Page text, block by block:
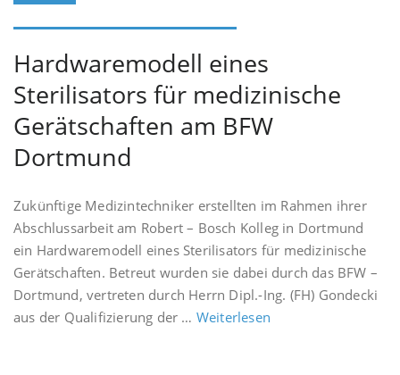
Hardwaremodell eines
Sterilisators für medizinische
Gerätschaften am BFW
Dortmund
Zukünftige Medizintechniker erstellten im Rahmen ihrer
Abschlussarbeit am Robert – Bosch Kolleg in Dortmund
ein Hardwaremodell eines Sterilisators für medizinische
Gerätschaften. Betreut wurden sie dabei durch das BFW –
Dortmund, vertreten durch Herrn Dipl.-Ing. (FH) Gondecki
aus der Qualifizierung der … Weiterlesen